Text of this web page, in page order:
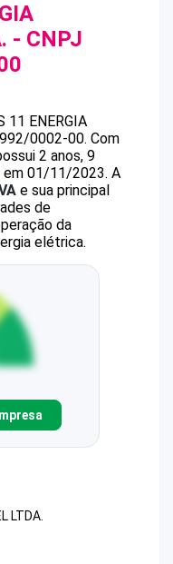
- CNPJ
11 ENERGIA
0002-00. Com
2 anos, 9
em 01/11/2023. A
e sua principal
de
da
elétrica.
LTDA.